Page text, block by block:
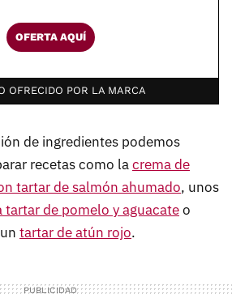
OFERTA AQUÍ
OFRECIDO POR LA MARCA
de ingredientes podemos
recetas como lacrema de
tartar de salmón ahumado, unos
tartar de pomelo y aguacateo
tartar de atún rojo.